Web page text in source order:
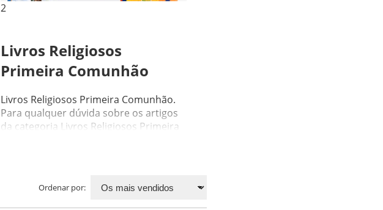
2
Livros Religiosos
Primeira Comunhão
Livros Religiosos Primeira Comunhão.
Para qualquer dúvida sobre os artigos
da categoria Livros Religiosos Primeira
Ordenar por: